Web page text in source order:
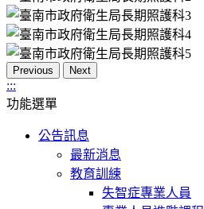
Previous Next
:::
功能選單
公告訊息
最新消息
教育訓練
失智症專業人員